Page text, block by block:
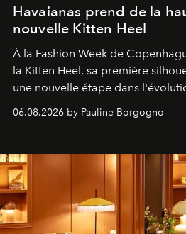
Havaianas prend de la
nouvelle Kitten Heel
À la Fashion Week de
la Kitten Heel, sa première
une nouvelle étape dans
06.08.2026 by Pauline Borgogno